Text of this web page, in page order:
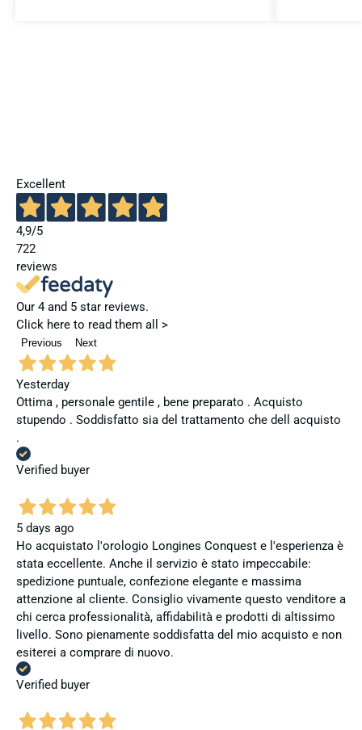
Excellent
4,9/5
722
reviews
Our 4 and 5 star reviews.
Click here to read them all >
Previous Next
Yesterday
Ottima , personale gentile , bene preparato . Acquisto
stupendo . Soddisfatto sia del trattamento che dell acquisto
.
Verified buyer
5 days ago
Ho acquistato l'orologio Longines Conquest e l'esperienza è
stata eccellente. Anche il servizio è stato impeccabile:
spedizione puntuale, confezione elegante e massima
attenzione al cliente. Consiglio vivamente questo venditore a
chi cerca professionalità, affidabilità e prodotti di altissimo
livello. Sono pienamente soddisfatta del mio acquisto e non
esiterei a comprare di nuovo.
Verified buyer